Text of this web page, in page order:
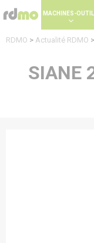
MACHINES-
RDMO > Actualité RDMO >
SIANE